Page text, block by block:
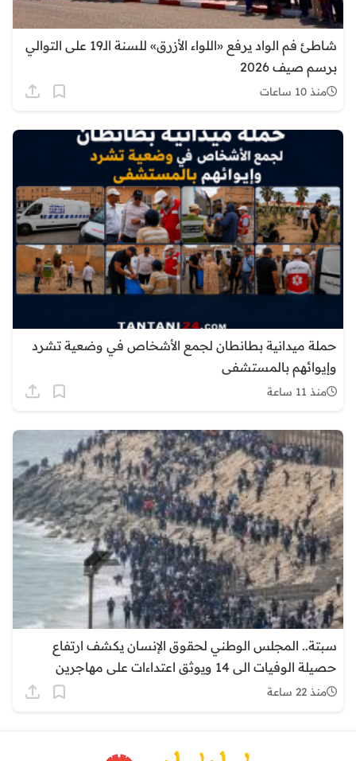
شاطئ فم الواد يرفع «اللواء الأزرق» للسنة الـ19 على التوالي
برسم صيف 2026
منذ 10 ساعات
حملة ميدانية بطانطان لجمع الأشخاص في وضعية تشرد
وإيوائهم بالمستشفى
منذ 11 ساعة
سبتة.. المجلس الوطني لحقوق الإنسان يكشف ارتفاع
حصيلة الوفيات الى 14 ويوثق اعتداءات على مهاجرين
منذ 22 ساعة